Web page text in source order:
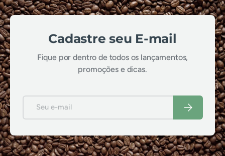
Cadastre seu E-mail
Fique por dentro de todos os lançamentos,
promoções e dicas.
Inscrever-se